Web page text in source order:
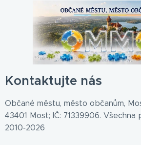
Kontaktujte nás
Občané městu, město občanům,
43401 Most; IČ: 71339906. Všechna
2010-2026